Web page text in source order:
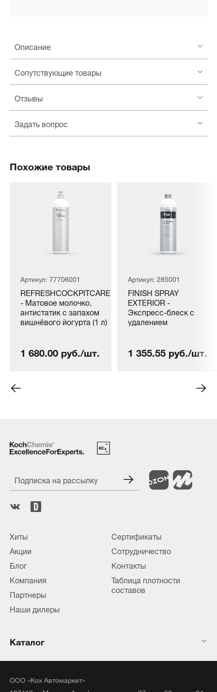
Описание
Сопутствующие товары
Отзывы
Задать вопрос
Похожие товары
Артикул: 77706001
REFRESHCOCKPITCARE
- Матовое молочко,
антистатик с запахом
вишнёвого йогурта (1 л)
1 680.00 руб./шт.
Артикул: 285001
FINISH SPRAY
EXTERIOR -
Экспресс-блеск с
удалением
известковых пятен (1
1 355.55 руб./шт.
Подписка на рассылку
Хиты
Акции
Блог
Компания
Партнеры
Наши дилеры
Сертификаты
Сотрудничество
Контакты
Таблица плотности
составов
Каталог
ООО «Кох Автомаркет»